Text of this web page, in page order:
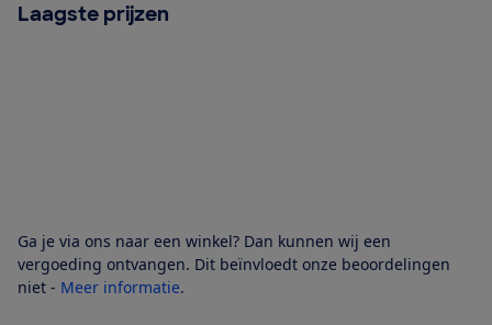
Laagste prijzen
Ga je via ons naar een winkel? Dan kunnen wij een
vergoeding ontvangen. Dit beïnvloedt onze beoordelingen
niet - Meer informatie.